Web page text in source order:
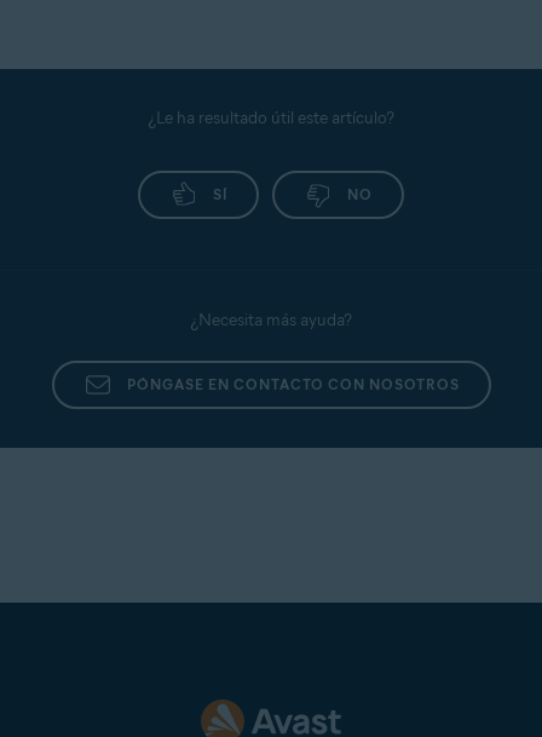
¿Le ha resultado útil este artículo?
SÍ NO
¿Necesita más ayuda?
PÓNGASE EN CONTACTO CON NOSOTROS